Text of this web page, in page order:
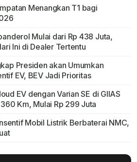
Menangkan T1 bagi
Mulai dari Rp 438 Juta,
Ini di Dealer Tertentu
Presiden akan Umumkan
EV, BEV Jadi Prioritas
EV dengan Varian SE di GIIAS
Km, Mulai Rp 299 Juta
Mobil Listrik Berbaterai NMC,